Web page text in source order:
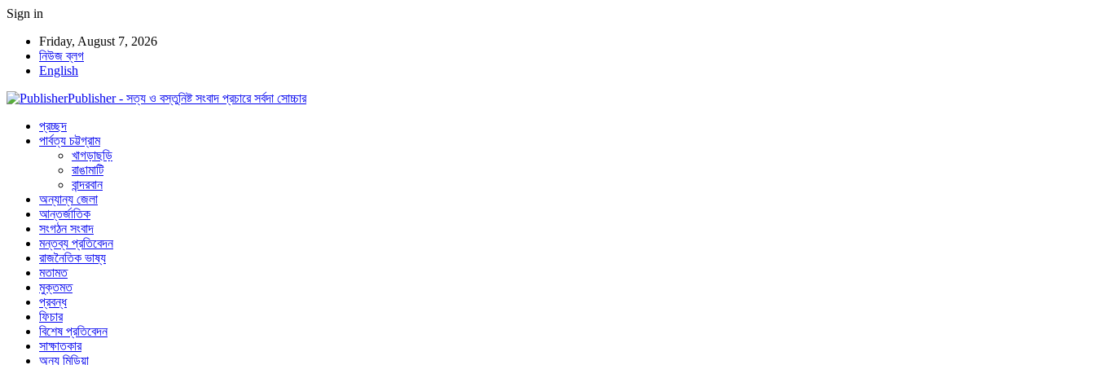
Sign in
Friday, August 7, 2026
নিউজ ব্লগ
English
Publisher - সত্য ও বস্তুনিষ্ট সংবাদ প্রচারে সর্বদা সোচ্চার
প্রচ্ছদ
পার্বত্য চট্টগ্রাম
খাগড়াছড়ি
রাঙামাটি
বান্দরবান
অন্যান্য জেলা
আন্তর্জাতিক
সংগঠন সংবাদ
মন্তব্য প্রতিবেদন
রাজনৈতিক ভাষ্য
মতামত
মুক্তমত
প্রবন্ধ
ফিচার
বিশেষ প্রতিবেদন
সাক্ষাতকার
অন্য মিডিয়া